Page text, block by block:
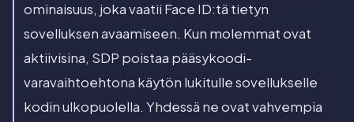
ominaisuus, joka vaatii Face ID:tä tietyn
sovelluksen avaamiseen. Kun molemmat ovat
aktiivisina, SDP poistaa pääsykoodi-
varavaihtoehtona käytön lukitulle sovellukselle
kodin ulkopuolella. Yhdessä ne ovat vahvempia